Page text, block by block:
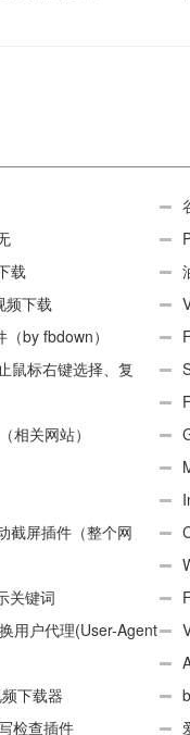
载
（
频下载
by fbdown）
鼠标右键选择、复
具
相关网站）
截屏插件（整个网
插件
关键词
用户代理(User-Agent
下载器
检查插件